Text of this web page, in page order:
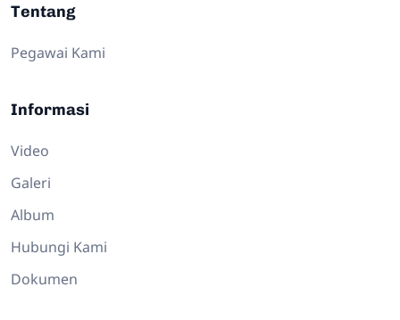
Tentang
Pegawai Kami
Informasi
Video
Galeri
Album
Hubungi Kami
Dokumen